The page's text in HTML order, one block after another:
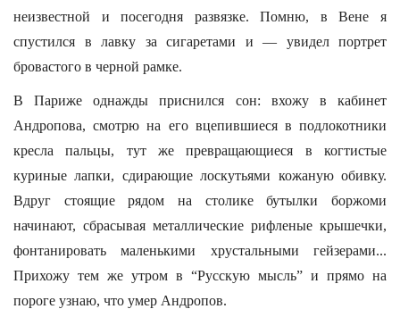
неизвестной и посегодня развязке. Помню, в Вене я
спустился в лавку за сигаретами и — увидел портрет
бровастого в черной рамке.
В Париже однажды приснился сон: вхожу в кабинет
Андропова, смотрю на его вцепившиеся в подлокотники
кресла пальцы, тут же превращающиеся в когтистые
куриные лапки, сдирающие лоскутьями кожаную обивку.
Вдруг стоящие рядом на столике бутылки боржоми
начинают, сбрасывая металлические рифленые крышечки,
фонтанировать маленькими хрустальными гейзерами...
Прихожу тем же утром в “Русскую мысль” и прямо на
пороге узнаю, что умер Андропов.